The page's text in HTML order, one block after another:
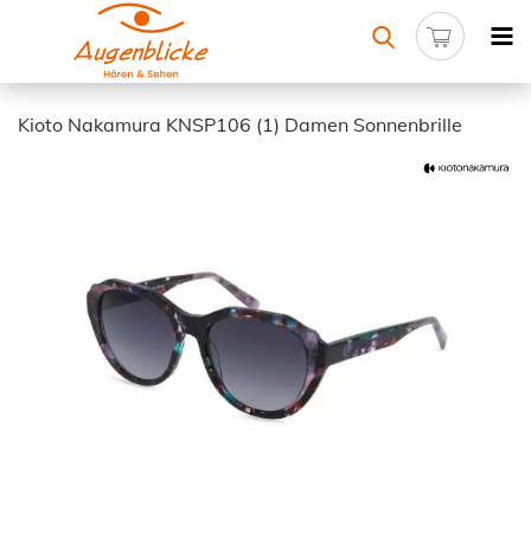
Kioto Nakamura KNSP106 (1) Damen Sonnenbrille